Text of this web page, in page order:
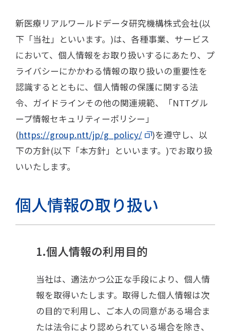
新医療リアルワールドデータ研究機構株式会社(以
下「当社」といいます。)は、各種事業、サービス
において、個人情報をお取り扱いするにあたり、プ
ライバシーにかかわる情報の取り扱いの重要性を
認識するとともに、個人情報の保護に関する法
令、ガイドラインその他の関連規範、「NTTグル
ープ情報セキュリティーポリシー」
(https://group.ntt/jp/g_policy/
)を遵守し、以
下の方針(以下「本方針」といいます。)でお取り扱
いいたします。
個人情報の取り扱い
1.個人情報の利用目的
当社は、適法かつ公正な手段により、個人情
報を取得いたします。取得した個人情報は次
の目的で利用し、ご本人の同意がある場合ま
たは法令により認められている場合を除き、